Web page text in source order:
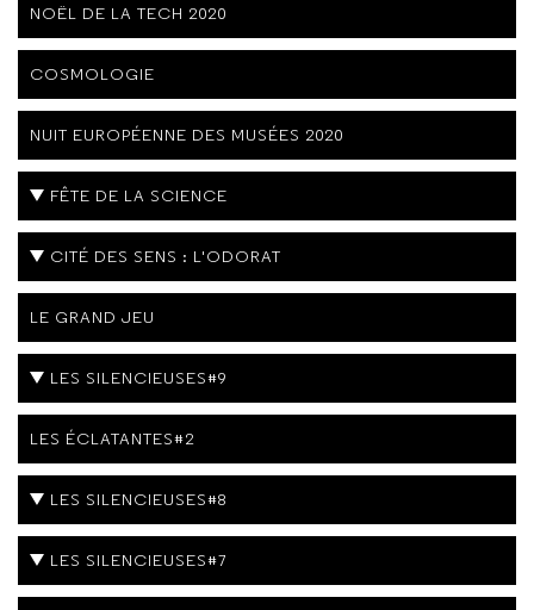
NOËL DE LA TECH 2020
COSMOLOGIE
NUIT EUROPÉENNE DES MUSÉES 2020
FÊTE DE LA SCIENCE
CITÉ DES SENS : L'ODORAT
LE GRAND JEU
LES SILENCIEUSES#9
LES ÉCLATANTES#2
LES SILENCIEUSES#8
LES SILENCIEUSES#7